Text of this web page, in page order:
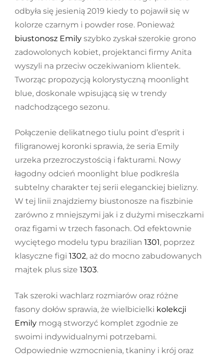
odbyła się jesienią 2019 kiedy to pojawił się w
kolorze czarnym i powder rose. Ponieważ
biustonosz Emily szybko zyskał szerokie grono
zadowolonych kobiet, projektanci firmy Anita
wyszyli na przeciw oczekiwaniom klientek.
Tworząc propozycją kolorystyczną moonlight
blue, doskonale wpisującą się w trendy
nadchodzącego sezonu.
Połączenie delikatnego tiulu point d’esprit i
filigranowej koronki sprawia, że seria Emily
urzeka przezroczystością i fakturami. Nowy
łagodny odcień moonlight blue podkreśla
subtelny charakter tej serii eleganckiej bielizny.
W tej linii znajdziemy biustonosze na fiszbinie
zarówno z mniejszymi jak i z dużymi miseczkami
oraz figami w trzech fasonach. Od efektownie
wyciętego modelu typu brazilian 1301, poprzez
klasyczne figi 1302, aż do mocno zabudowanych
majtek plus size 1303.
Tak szeroki wachlarz rozmiarów oraz różne
fasony dołów sprawia, że wielbicielki kolekcji
Emily mogą stworzyć komplet zgodnie ze
swoimi indywidualnymi potrzebami.
Odpowiednie wzmocnienia, tkaniny i krój oraz